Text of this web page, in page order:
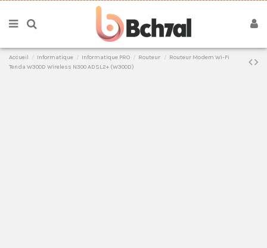
Accueil Informatique Informatique PRO Routeur
Routeur Modem Wi-Fi
Tenda W300D Wireless N300 ADSL2+ (W300D)